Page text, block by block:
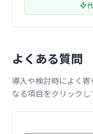
よくある質問
導入や検討時によく
なる項目をクリックし